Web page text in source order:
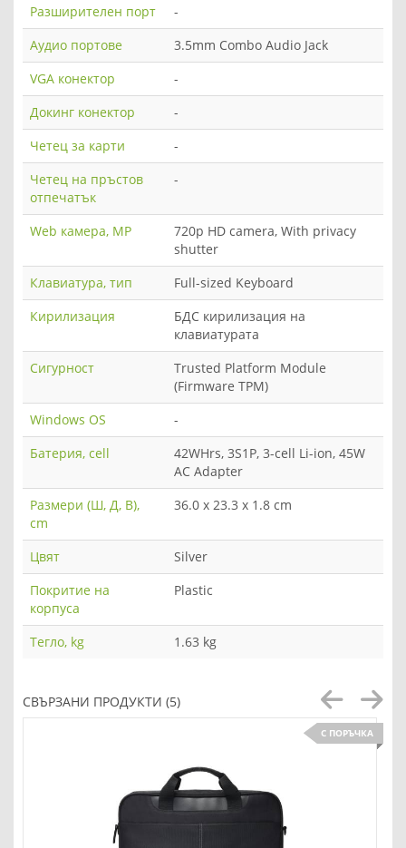
Разширителен порт
-
Аудио портове
3.5mm Combo Audio Jack
VGA конектор
-
Докинг конектор
-
Четец за карти
-
Четец на пръстов
отпечатък
-
Web камера, MP
720p HD camera, With privacy
shutter
Клавиатура, тип
Full-sized Keyboard
Кирилизация
БДС кирилизация на
клавиатурата
Сигурност
Trusted Platform Module
(Firmware TPM)
Windows OS
-
Батерия, cell
42WHrs, 3S1P, 3-cell Li-ion, 45W
AC Adapter
Размери (Ш, Д, В),
cm
36.0 x 23.3 x 1.8 cm
Цвят
Silver
Покритие на
корпуса
Plastic
Тегло, kg 1.63 kg
СВЪРЗАНИ ПРОДУКТИ (5)
С ПОРЪЧКА